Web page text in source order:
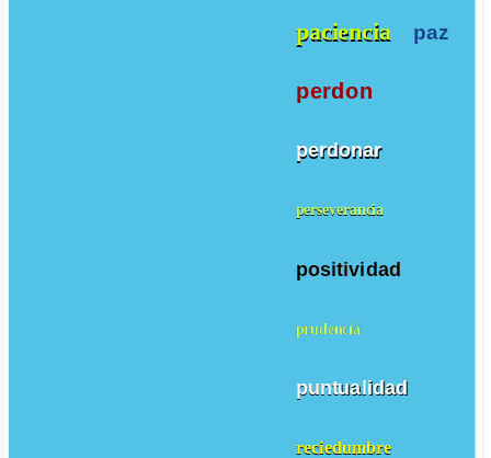
paciencia paz
perdon
perdonar
perseverancia
positividad
prudencia
puntualidad
reciedumbre